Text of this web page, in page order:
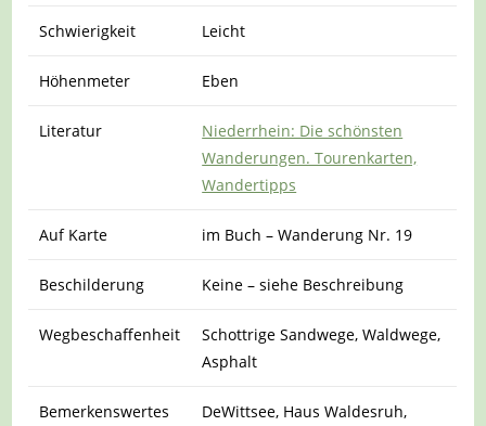
Schwierigkeit Leicht
Höhenmeter Eben
Literatur
Niederrhein: Die schönsten
Wanderungen. Tourenkarten,
Wandertipps
Auf Karte im Buch – Wanderung Nr. 19
Beschilderung Keine – siehe Beschreibung
Wegbeschaffenheit
Schottrige Sandwege, Waldwege,
Asphalt
Bemerkenswertes
DeWittsee, Haus Waldesruh,